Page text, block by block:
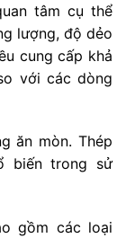
tâm cụ thể
lượng, độ dẻo
cung cấp khả
với các dòng
ăn mòn. Thép
biến trong sử
gồm các loại